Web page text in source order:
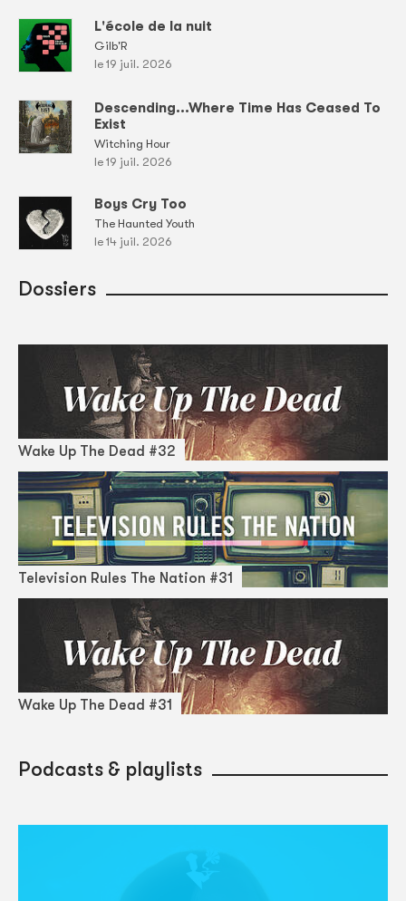
L'école de la nuit
Gilb'R
le 19 juil. 2026
Descending...Where Time Has Ceased To
Exist
Witching Hour
le 19 juil. 2026
Boys Cry Too
The Haunted Youth
le 14 juil. 2026
Dossiers
Wake Up The Dead #32
Television Rules The Nation #31
Wake Up The Dead #31
Podcasts & playlists